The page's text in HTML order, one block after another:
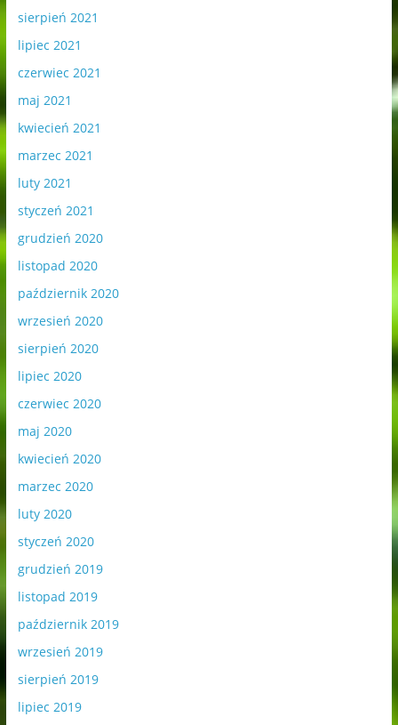
sierpień 2021
lipiec 2021
czerwiec 2021
maj 2021
kwiecień 2021
marzec 2021
luty 2021
styczeń 2021
grudzień 2020
listopad 2020
październik 2020
wrzesień 2020
sierpień 2020
lipiec 2020
czerwiec 2020
maj 2020
kwiecień 2020
marzec 2020
luty 2020
styczeń 2020
grudzień 2019
listopad 2019
październik 2019
wrzesień 2019
sierpień 2019
lipiec 2019